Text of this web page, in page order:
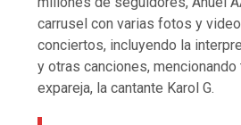
carrusel con varias fotos y
conciertos, incluyendo la
y otras canciones, mencionando
expareja, la cantante Karol G.